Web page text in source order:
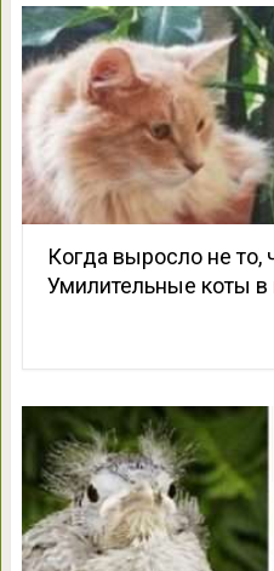
Когда выросло не то,
Умилительные коты в